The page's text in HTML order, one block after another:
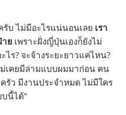
รับ ไม่มีอะไรแน่นอนเลย เรา
ย เพราะฝั่งญี่ปุ่นเองก็ยังไม่
ไร? จะจ้างระยะยาวแค่ไหน?
ม่เคยมีล่ามแบบผมมาก่อน คน
ว มีงานประจำหมด ไม่มีใคร
นี้ได้”